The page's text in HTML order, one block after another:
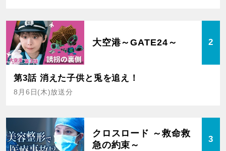
大空港～GATE24～ 2
第3話 消えた子供と兎を追え！
8月6日(木)放送分
クロスロード ～救命救
急の約束～
3